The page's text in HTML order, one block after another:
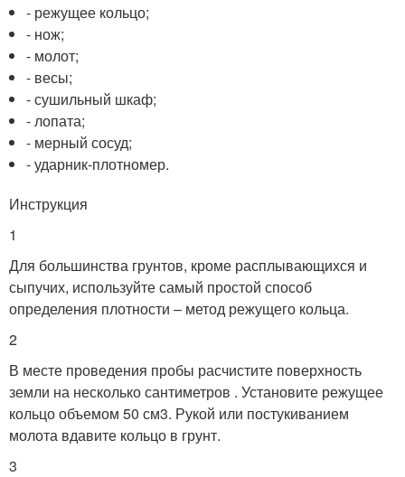
- режущее кольцо;
- нож;
- молот;
- весы;
- сушильный шкаф;
- лопата;
- мерный сосуд;
- ударник-плотномер.
Инструкция
1
Для большинства грунтов, кроме расплывающихся и
сыпучих, используйте самый простой способ
определения плотности – метод режущего кольца.
2
В месте проведения пробы расчистите поверхность
земли на несколько сантиметров . Установите режущее
кольцо объемом 50 см3. Рукой или постукиванием
молота вдавите кольцо в грунт.
3